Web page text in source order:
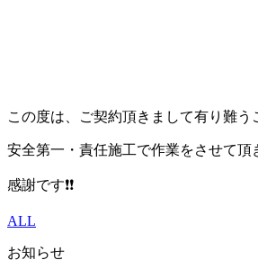
この度は、ご契約頂きまして有り難う
安全第一・責任施工で作業をさせて頂
感謝です❗❗
ALL
お知らせ